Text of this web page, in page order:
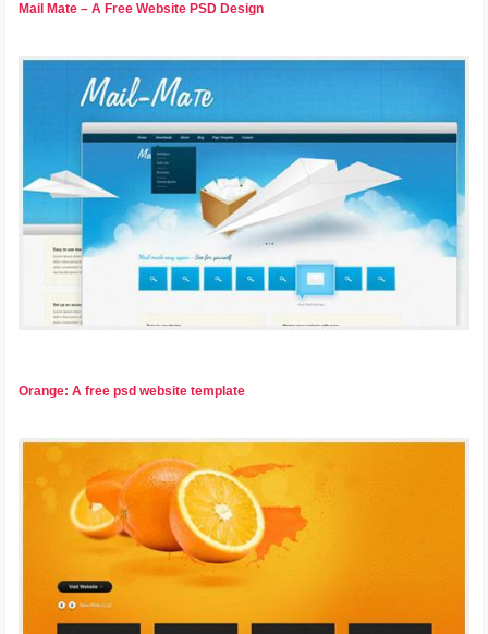
Mail Mate – A Free Website PSD Design
Orange: A free psd website template